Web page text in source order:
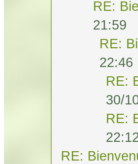
RE:
21:59
RE:
22:46
RE:
30/
RE:
RE: